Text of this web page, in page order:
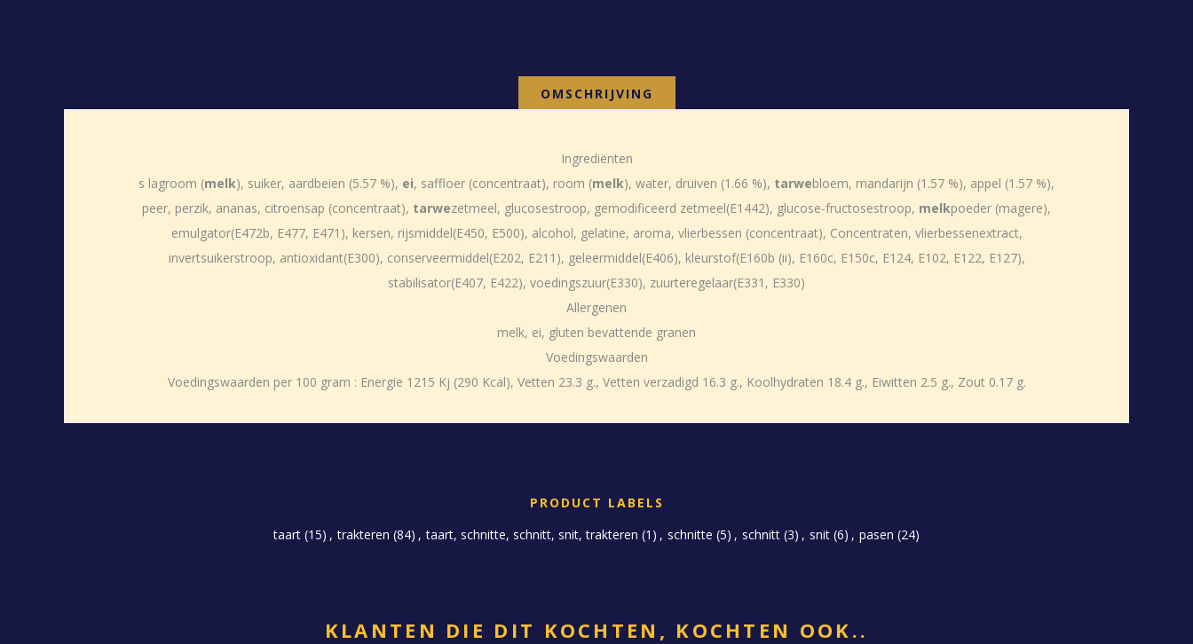
OMSCHRIJVING
Ingrediënten
s lagroom (melk), suiker, aardbeien (5.57 %), ei, saffloer (concentraat), room (melk), water, druiven (1.66 %), tarwebloem, mandarijn (1.57 %), appel (1.57 %),
peer, perzik, ananas, citroensap (concentraat), tarwezetmeel, glucosestroop, gemodificeerd zetmeel(E1442), glucose-fructosestroop, melkpoeder (magere),
emulgator(E472b, E477, E471), kersen, rijsmiddel(E450, E500), alcohol, gelatine, aroma, vlierbessen (concentraat), Concentraten, vlierbessenextract,
invertsuikerstroop, antioxidant(E300), conserveermiddel(E202, E211), geleermiddel(E406), kleurstof(E160b (ii), E160c, E150c, E124, E102, E122, E127),
stabilisator(E407, E422), voedingszuur(E330), zuurteregelaar(E331, E330)
Allergenen
melk, ei, gluten bevattende granen
Voedingswaarden
Voedingswaarden per 100 gram : Energie 1215 Kj (290 Kcal), Vetten 23.3 g., Vetten verzadigd 16.3 g., Koolhydraten 18.4 g., Eiwitten 2.5 g., Zout 0.17 g.
PRODUCT LABELS
taart (15) , trakteren (84) , taart, schnitte, schnitt, snit, trakteren (1) , schnitte (5) , schnitt (3) , snit (6) , pasen (24)
KLANTEN DIE DIT KOCHTEN, KOCHTEN OOK..